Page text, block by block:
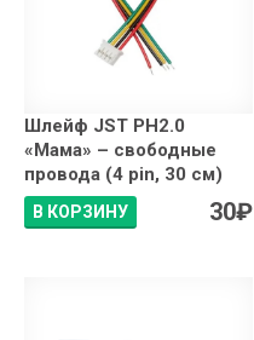
Шлейф JST PH2.0
«Мама» – свободные
провода (4 pin, 30 см)
В КОРЗИНУ 30₽